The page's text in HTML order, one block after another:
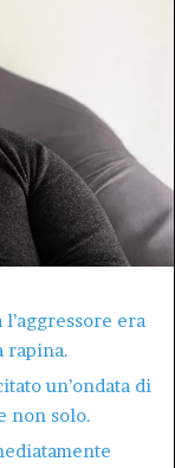
era
rapina.
un’ondata di
non solo.